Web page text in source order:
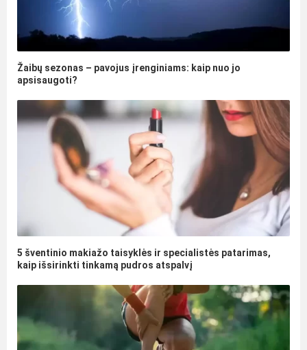
Žaibų sezonas – pavojus įrenginiams: kaip nuo jo
apsisaugoti?
5 šventinio makiažo taisyklės ir specialistės patarimas,
kaip išsirinkti tinkamą pudros atspalvį